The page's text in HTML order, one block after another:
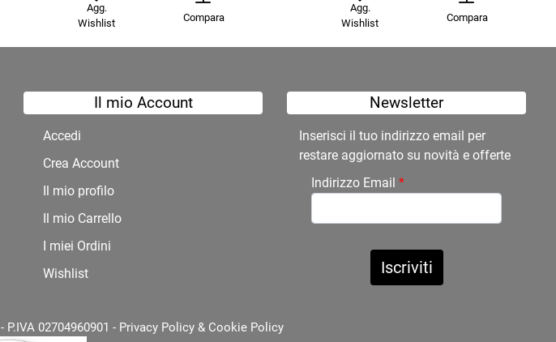
Agg.
Wishlist
Compara
Agg.
Wishlist
Compara
Il mio Account
Accedi
Crea Account
Il mio profilo
Il mio Carrello
I miei Ordini
Wishlist
Newsletter
Inserisci il tuo indirizzo email per
restare aggiornato su novità e offerte
Indirizzo Email *
02704960901 - Privacy Policy& Cookie Policy